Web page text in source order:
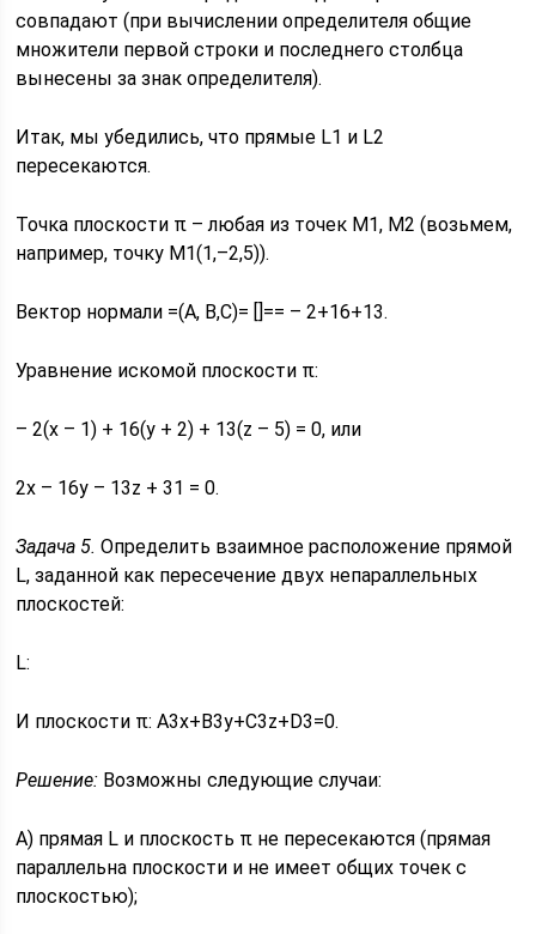
совпадают (при вычислении определителя общие
множители первой строки и последнего столбца
вынесены за знак определителя).
Итак, мы убедились, что прямые L1 и L2
пересекаются.
Точка плоскости π – любая из точек М1, М2 (возьмем,
например, точку М1(1,–2,5)).
Вектор нормали =(А, B,C)= []== – 2+16+13.
Уравнение искомой плоскости π:
– 2(x – 1) + 16(y + 2) + 13(z – 5) = 0, или
2x – 16y – 13z + 31 = 0.
Задача 5. Определить взаимное расположение прямой
L, заданной как пересечение двух непараллельных
плоскостей:
L:
И плоскости π: A3x+B3y+C3z+D3=0.
Решение: Возможны следующие случаи:
А) прямая L и плоскость π не пересекаются (прямая
параллельна плоскости и не имеет общих точек с
плоскостью);